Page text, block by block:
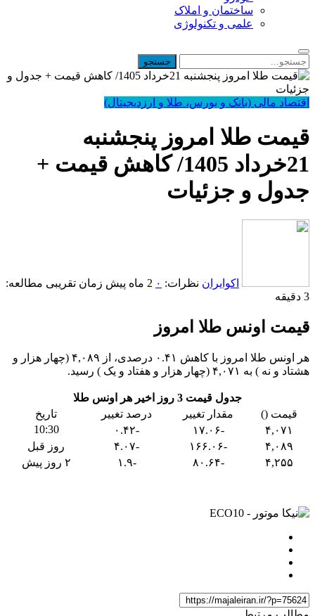
ساختمان و املاک
علمی و تکنولوژی
اقتصاد مالی (بانک و بورس، طلا و ارزدیجیتال)
قیمت طلا امروز پنجشنبه
21خرداد 1405/ کاهش قیمت +
جدول و جزئیات
اکوایران نظرات: ۰ 2 ماه پیش
زمان تقریبی مطالعه:
3 دقیقه
قیمت اونس طلا امروز
هر اونس طلا امروز با کاهش ۰.۴۱ درصدی، از ۴,۰۸۹ (چهار هزار و
هشتاد و نه ) به ۴,۰۷۱ (چهار هزار و هفتاد و یک ) رسید.
جدول قیمت 3 روز اخیر هر اونس طلا
قیمت ()
مقدار تغییر درصد تغییر
تاریخ
۴,۰۷۱
-۱۷.۰۶ -۰.۴۲
10:30
۴,۰۸۹
-۱۶۶.۰۶ -۴.۰۷
روز قبل
۴,۲۵۵
-۸۰.۶۴ -۱.۹ ۲ روز پیش